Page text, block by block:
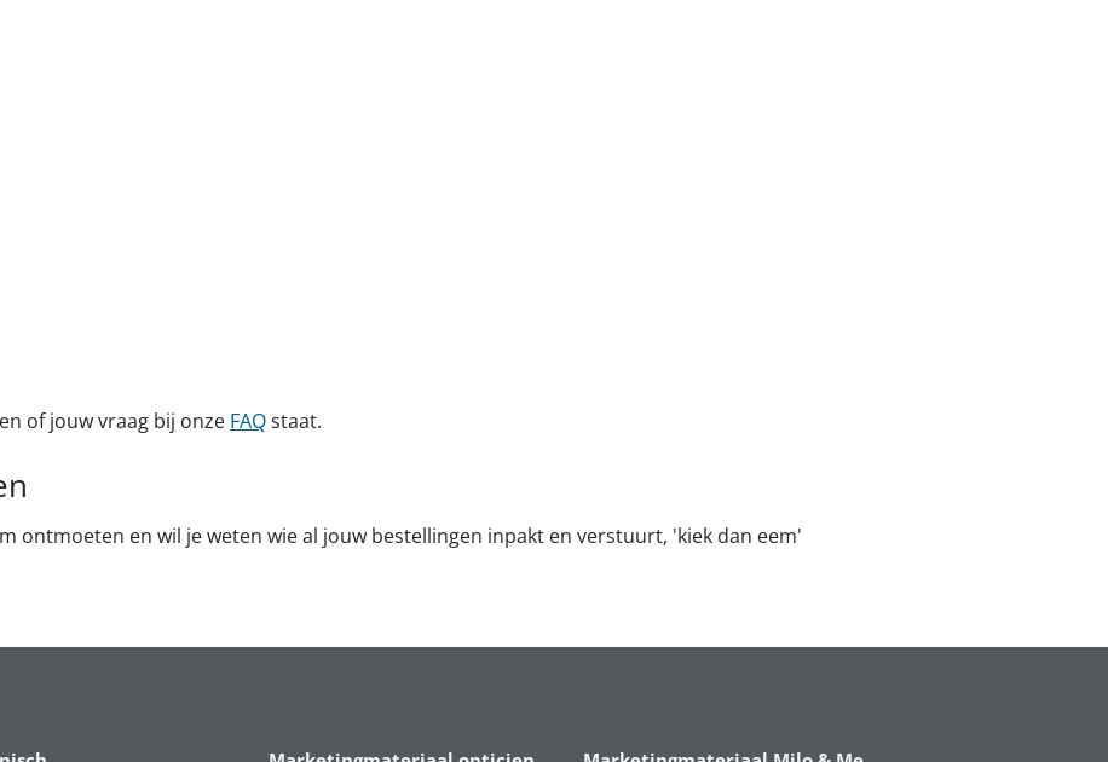
of jouw vraag bij onze FAQstaat.
ontmoeten en wil je weten wie al jouw bestellingen inpakt en verstuurt, 'kiek dan eem'